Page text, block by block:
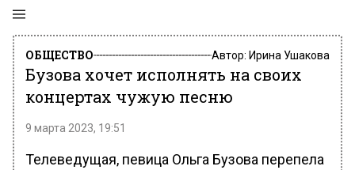
ОБЩЕСТВО Автор: Ирина Ушакова
Бузова хочет исполнять на своих
концертах чужую песню
9 марта 2023, 19:51
Телеведущая, певица Ольга Бузова перепела